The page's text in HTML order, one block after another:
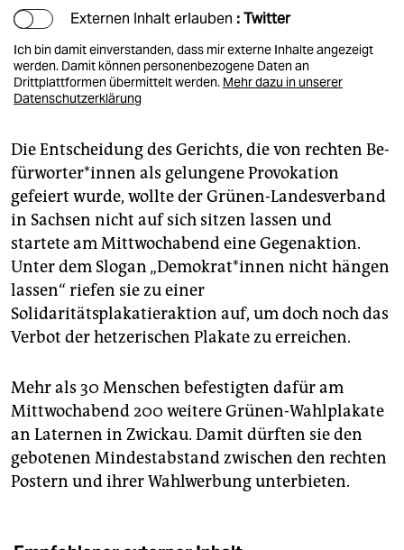
Externen Inhalt erlauben : Twitter
Ich bin damit einverstanden, dass mir externe Inhalte angezeigt
werden. Damit können personenbezogene Daten an
Drittplattformen übermittelt werden. Mehr dazu in unserer
Datenschutzerklärung
Die Entscheidung des Gerichts, die von rechten Be­
für­wor­te­r*in­nen als gelungene Provokation
gefeiert wurde, wollte der Grünen-Landesverband
in Sachsen nicht auf sich sitzen lassen und
startete am Mittwochabend eine Gegenaktion.
Unter dem Slogan „Demokrat*innen nicht hängen
lassen“ riefen sie zu einer
Solidaritätsplakatieraktion auf, um doch noch das
Verbot der hetzerischen Plakate zu erreichen.
Mehr als 30 Menschen befestigten dafür am
Mittwochabend 200 weitere Grünen-Wahlplakate
an Laternen in Zwickau. Damit dürften sie den
gebotenen Mindestabstand zwischen den rechten
Postern und ihrer Wahlwerbung unterbieten.